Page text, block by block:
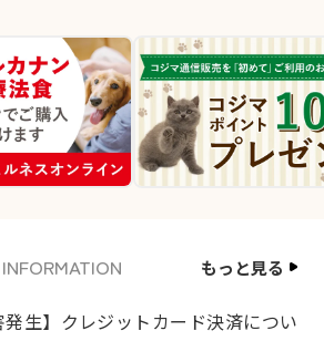
INFORMATION もっと見る
発生】クレジットカード決済につい